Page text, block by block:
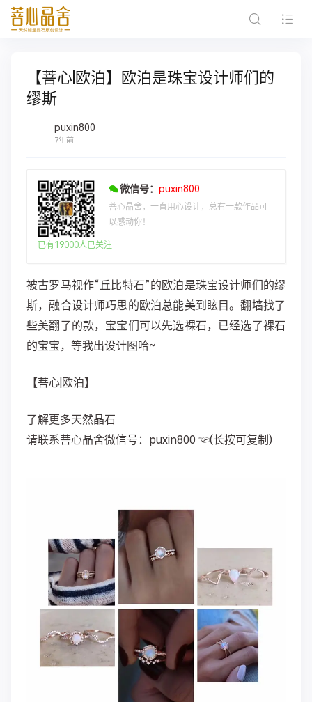
【菩心|欧泊】欧泊是珠宝设计师们的
缪斯
puxin800
7年前
微信号： puxin800
菩心晶舍，一直用心设计，总有一款作品可
以感动你！
已有19000人已关注
被古罗马视作“丘比特石”的欧泊是珠宝设计师们的缪
斯，融合设计师巧思的欧泊总能美到眩目。翻墙找了
些美翻了的款，宝宝们可以先选裸石，已经选了裸石
的宝宝，等我出设计图哈~
【菩心|欧泊】
了解更多天然晶石
请联系菩心晶舍微信号：puxin800 ☜(长按可复制)